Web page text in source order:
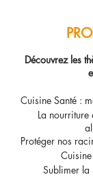
Découvrez les
Cuisine Santé :
La
Protéger nos
Sublimer la